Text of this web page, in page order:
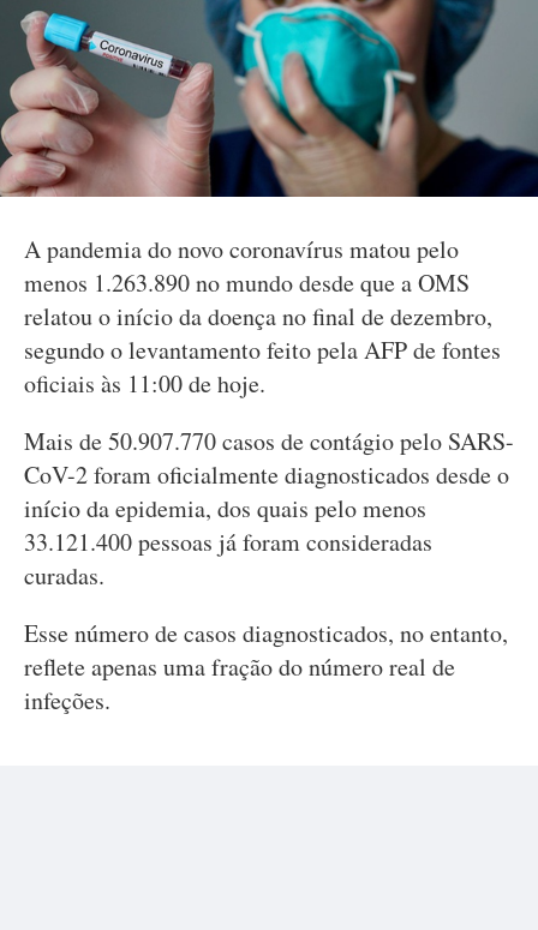
A pandemia do novo coronavírus matou pelo
menos 1.263.890 no mundo desde que a OMS
relatou o início da doença no final de dezembro,
segundo o levantamento feito pela AFP de fontes
oficiais às 11:00 de hoje.
Mais de 50.907.770 casos de contágio pelo SARS-
CoV-2 foram oficialmente diagnosticados desde o
início da epidemia, dos quais pelo menos
33.121.400 pessoas já foram consideradas
curadas.
Esse número de casos diagnosticados, no entanto,
reflete apenas uma fração do número real de
infeções.